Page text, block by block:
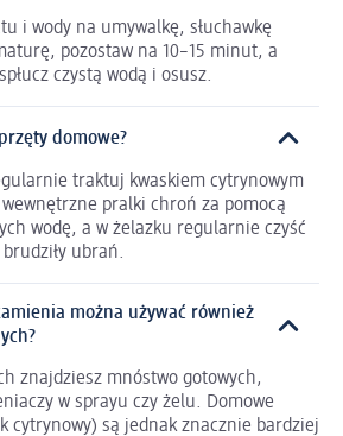
i wody na umywalkę, słuchawkę
pozostaw na 10–15 minut, a
czystą wodą i osusz.
domowe?
traktuj kwaskiem cytrynowym
pralki chroń za pomocą
wodę, a w żelazku regularnie czyść
ubrań.
można używać również
znajdziesz mnóstwo gotowych,
w sprayu czy żelu. Domowe
cytrynowy) są jednak znacznie bardziej